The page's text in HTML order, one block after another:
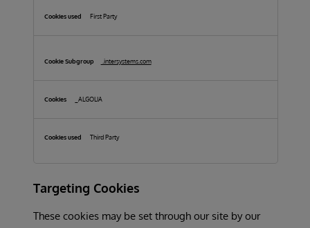
First Party
.intersystems.com
_ALGOLIA
Third Party
Targeting Cookies
These cookies may be set through our site by our